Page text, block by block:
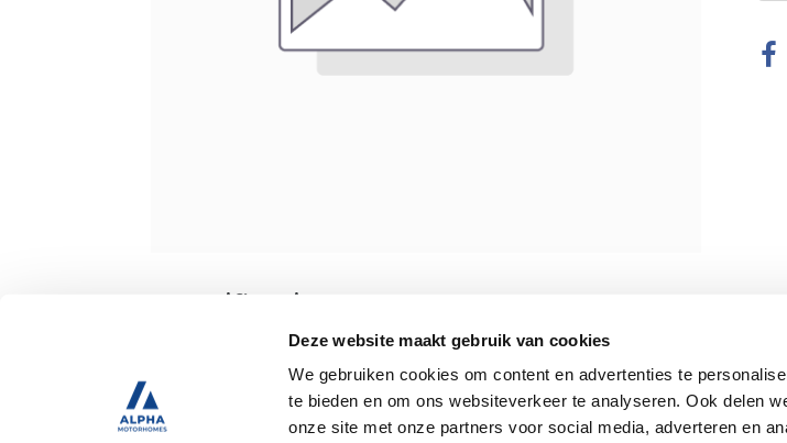
Deze website maakt gebruik van cookies
We gebruiken cookies om content en advertenties te
te bieden en om ons websiteverkeer te analyseren. Ook delen
onze site met onze partners voor social media, adverteren en
Specificaties
Tweedehands